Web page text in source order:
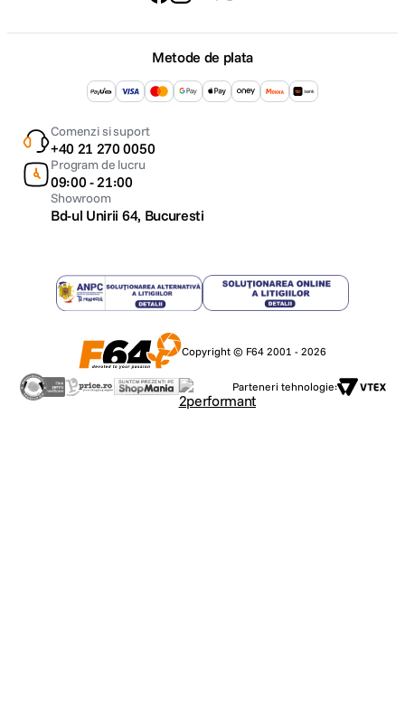
Metode de plata
Comenzi si suport
+40 21 270 0050
Program de lucru
09:00 - 21:00
Showroom
Bd-ul Unirii 64, Bucuresti
Copyright © F64 2001 - 2026
Parteneri tehnologie: